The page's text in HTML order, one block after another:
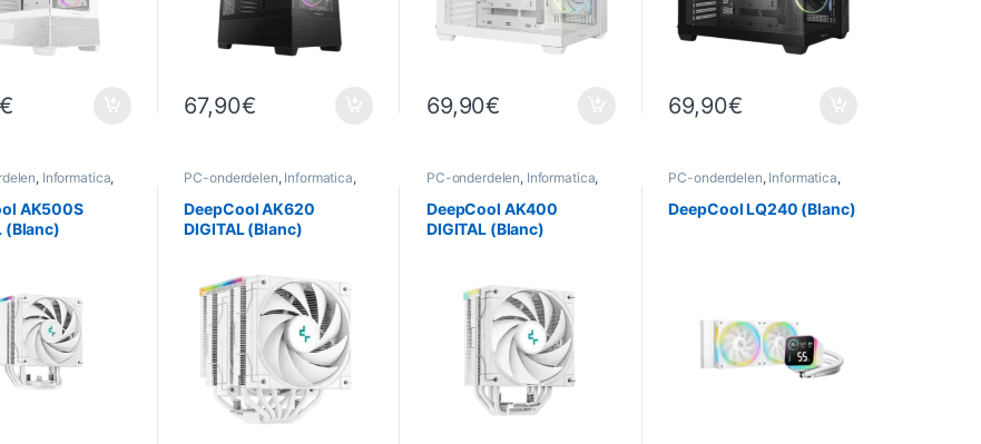
€ 67,90€ 69,90€ 69,90€
, Informatica,
AK500S
(Blanc)
PC-onderdelen, Informatica,
DeepCool AK620
DIGITAL (Blanc)
PC-onderdelen, Informatica,
DeepCool AK400
DIGITAL (Blanc)
PC-onderdelen, Informatica,
DeepCool LQ240 (Blanc)